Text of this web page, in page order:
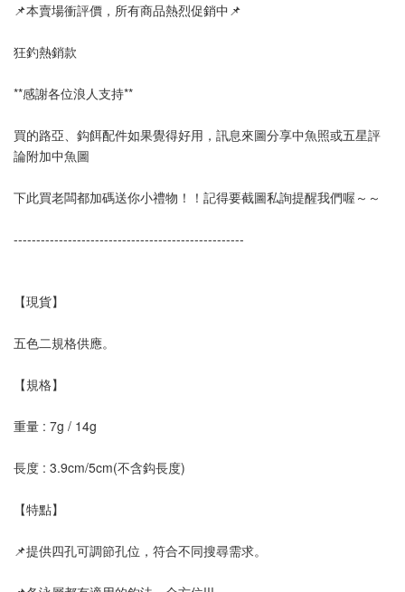
📌本賣場衝評價，所有商品熱烈促銷中📌
狂釣熱銷款
**感謝各位浪人支持**
買的路亞、鈎餌配件如果覺得好用，訊息來圖分享中魚照或五星評
論附加中魚圖
下此買老闆都加碼送你小禮物！！記得要截圖私詢提醒我們喔～～
---------------------------------------------------
【現貨】
五色二規格供應。
【規格】
重量 : 7g / 14g
長度 : 3.9cm/5cm(不含鈎長度)
【特點】
📌提供四孔可調節孔位，符合不同搜尋需求。